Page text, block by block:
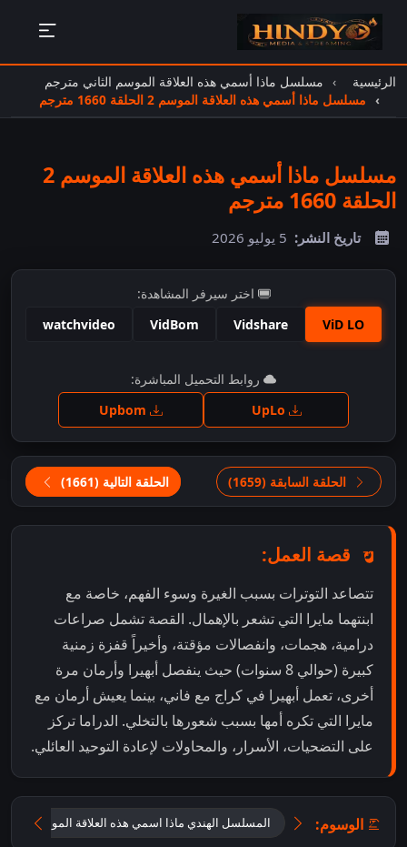
الرئيسية
مسلسل ماذا أسمي هذه العلاقة الموسم الثاني مترجم
مسلسل ماذا أسمي هذه العلاقة الموسم 2 الحلقة 1660 مترجم
مسلسل ماذا أسمي هذه العلاقة الموسم 2
الحلقة 1660 مترجم
تاريخ النشر: 5 يوليو 2026
اختر سيرفر المشاهدة:
ViD LO
Vidshare
VidBom
watchvideo
اضغط للمشاهدة
روابط التحميل المباشرة:
الحلقة السابقة (1659) الحلقة التالية (1661)
قصة العمل:
تتصاعد التوترات بسبب الغيرة وسوء الفهم، خاصة مع
ابنتهما مايرا التي تشعر بالإهمال. القصة تشمل صراعات
درامية، هجمات، وانفصالات مؤقتة، وأخيراً قفزة زمنية
كبيرة (حوالي 8 سنوات) حيث ينفصل أبهيرا وأرمان مرة
أخرى، تعمل أبهيرا في كراج مع فاني، بينما يعيش أرمان مع
مايرا التي تكره أمها بسبب شعورها بالتخلي. الدراما تركز
على التضحيات، الأسرار، والمحاولات لإعادة التوحيد العائلي.
الوسوم: المسلسل الهندي ماذا اسمي هذه العلاقة الموسم الثاني